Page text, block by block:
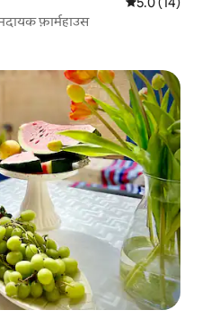
फ़ार्महाउस